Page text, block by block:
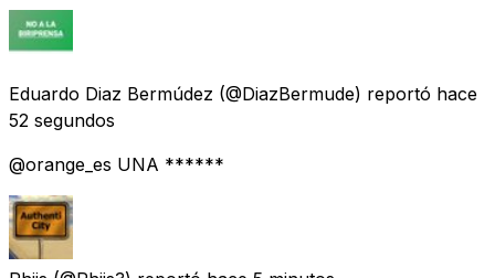
Eduardo Diaz Bermúdez (@DiazBermude) reportó hace
52 segundos
@orange_es UNA ******